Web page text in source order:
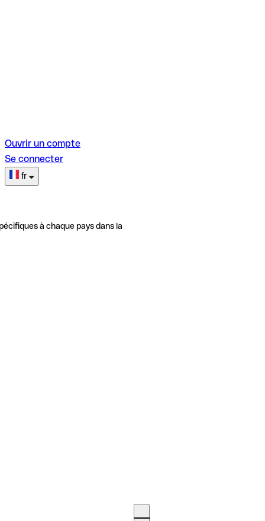
Ouvrir un compte
Se connecter
fr
à chaque pays dans la